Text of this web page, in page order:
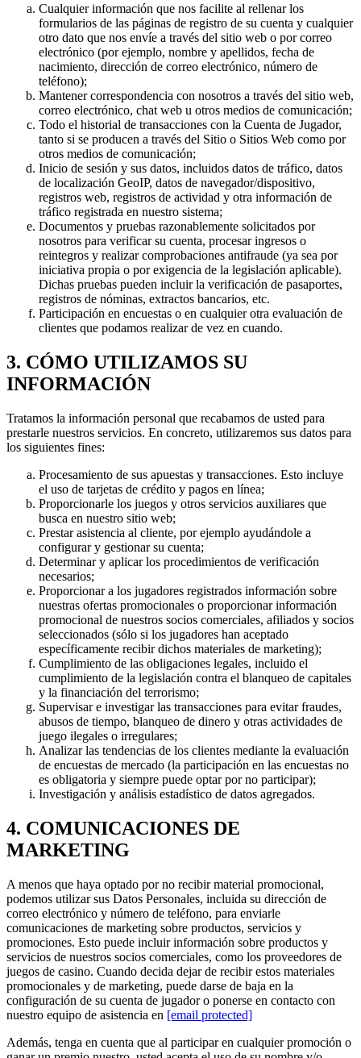
Cualquier información que nos facilite al rellenar los
formularios de las páginas de registro de su cuenta y cualquier
otro dato que nos envíe a través del sitio web o por correo
electrónico (por ejemplo, nombre y apellidos, fecha de
nacimiento, dirección de correo electrónico, número de
teléfono);
Mantener correspondencia con nosotros a través del sitio web,
correo electrónico, chat web u otros medios de comunicación;
Todo el historial de transacciones con la Cuenta de Jugador,
tanto si se producen a través del Sitio o Sitios Web como por
otros medios de comunicación;
Inicio de sesión y sus datos, incluidos datos de tráfico, datos
de localización GeoIP, datos de navegador/dispositivo,
registros web, registros de actividad y otra información de
tráfico registrada en nuestro sistema;
Documentos y pruebas razonablemente solicitados por
nosotros para verificar su cuenta, procesar ingresos o
reintegros y realizar comprobaciones antifraude (ya sea por
iniciativa propia o por exigencia de la legislación aplicable).
Dichas pruebas pueden incluir la verificación de pasaportes,
registros de nóminas, extractos bancarios, etc.
Participación en encuestas o en cualquier otra evaluación de
clientes que podamos realizar de vez en cuando.
3. CÓMO UTILIZAMOS SU
INFORMACIÓN
Tratamos la información personal que recabamos de usted para
prestarle nuestros servicios. En concreto, utilizaremos sus datos para
los siguientes fines:
Procesamiento de sus apuestas y transacciones. Esto incluye
el uso de tarjetas de crédito y pagos en línea;
Proporcionarle los juegos y otros servicios auxiliares que
busca en nuestro sitio web;
Prestar asistencia al cliente, por ejemplo ayudándole a
configurar y gestionar su cuenta;
Determinar y aplicar los procedimientos de verificación
necesarios;
Proporcionar a los jugadores registrados información sobre
nuestras ofertas promocionales o proporcionar información
promocional de nuestros socios comerciales, afiliados y socios
seleccionados (sólo si los jugadores han aceptado
específicamente recibir dichos materiales de marketing);
Cumplimiento de las obligaciones legales, incluido el
cumplimiento de la legislación contra el blanqueo de capitales
y la financiación del terrorismo;
Supervisar e investigar las transacciones para evitar fraudes,
abusos de tiempo, blanqueo de dinero y otras actividades de
juego ilegales o irregulares;
Analizar las tendencias de los clientes mediante la evaluación
de encuestas de mercado (la participación en las encuestas no
es obligatoria y siempre puede optar por no participar);
Investigación y análisis estadístico de datos agregados.
4. COMUNICACIONES DE
MARKETING
A menos que haya optado por no recibir material promocional,
podemos utilizar sus Datos Personales, incluida su dirección de
correo electrónico y número de teléfono, para enviarle
comunicaciones de marketing sobre productos, servicios y
promociones. Esto puede incluir información sobre productos y
servicios de nuestros socios comerciales, como los proveedores de
juegos de casino. Cuando decida dejar de recibir estos materiales
promocionales y de marketing, puede darse de baja en la
configuración de su cuenta de jugador o ponerse en contacto con
nuestro equipo de asistencia en [email protected]
Además, tenga en cuenta que al participar en cualquier promoción o